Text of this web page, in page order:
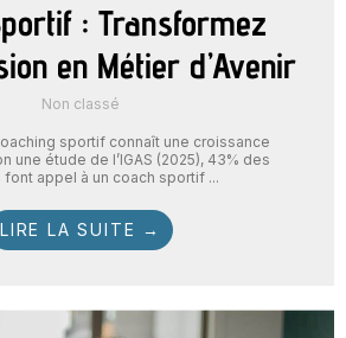
: Transformez
en Métier d’Avenir
Non classé
sportif connaît une croissance
une étude de l’IGAS (2025), 43% des
font appel à un coach sportif ...
LIRE LA SUITE →